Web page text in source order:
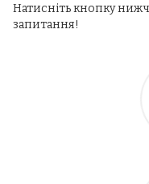
Натисніть кнопку
запитання!